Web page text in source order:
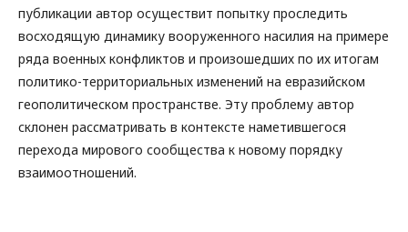
публикации автор осуществит попытку проследить
восходящую динамику вооруженного насилия на примере
ряда военных конфликтов и произошедших по их итогам
политико-территориальных изменений на евразийском
геополитическом пространстве. Эту проблему автор
склонен рассматривать в контексте наметившегося
перехода мирового сообщества к новому порядку
взаимоотношений.